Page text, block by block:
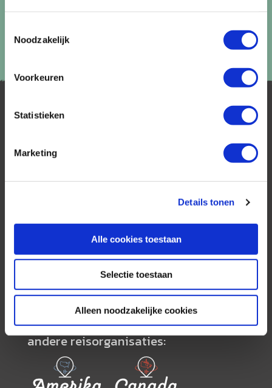
Noodzakelijk
Voorkeuren
Statistieken
Marketing
Details tonen
Alle cookies toestaan
Selectie toestaan
Alleen noodzakelijke cookies
Nederlandse markt als reisspecialist. Ons
de scherpste prijs in combinatie met de beste
service. Naast een zeer ruim aanbod van
volledig op maat worden samengesteld.
Neem ook eens een kijkje bij onze
andere reisorganisaties: